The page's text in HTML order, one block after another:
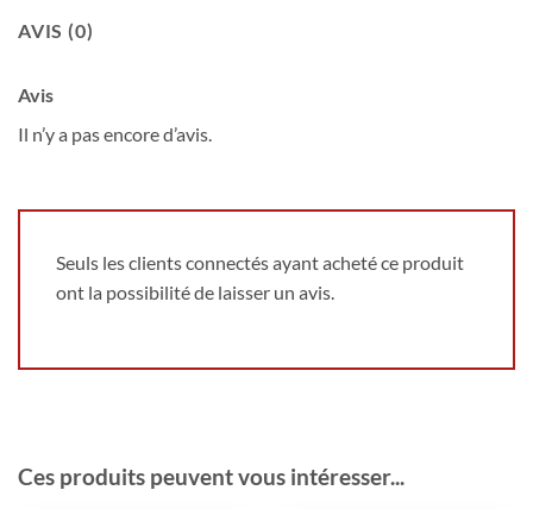
AVIS (0)
Avis
Il n’y a pas encore d’avis.
Seuls les clients connectés ayant acheté ce produit
ont la possibilité de laisser un avis.
Ces produits peuvent vous intéresser...